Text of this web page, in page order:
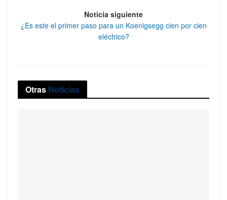
Noticia siguiente
¿Es este el primer paso para un Koenigsegg cien por cien
eléctrico?
Otras Noticias